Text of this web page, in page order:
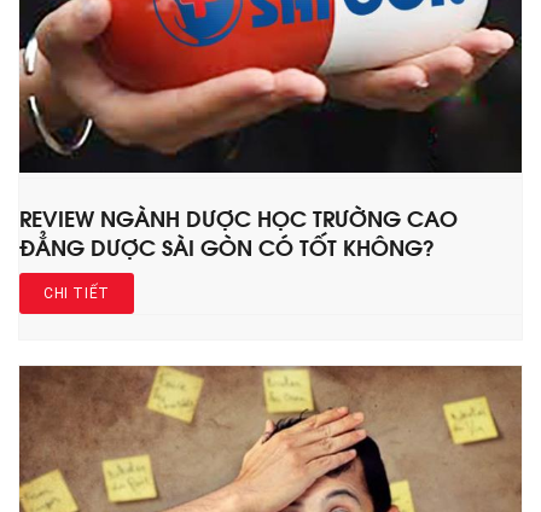
REVIEW NGÀNH DƯỢC HỌC TRƯỜNG CAO
ĐẲNG DƯỢC SÀI GÒN CÓ TỐT KHÔNG?
CHI TIẾT